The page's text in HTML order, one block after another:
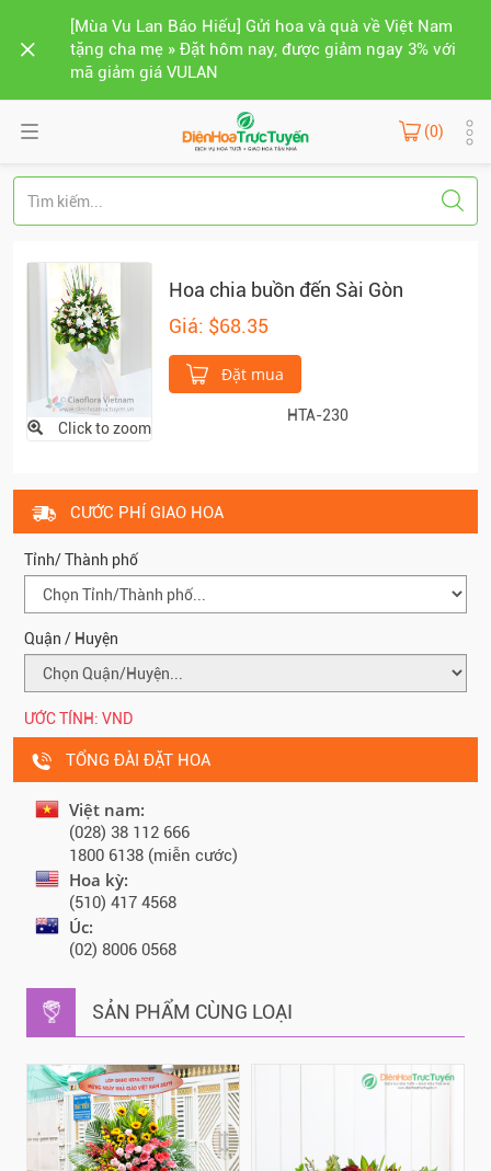
[Mùa Vu Lan Báo Hiếu] Gửi hoa và quà về Việt Nam
tặng cha mẹ » Đặt hôm nay, được giảm ngay 3% với
mã giảm giá VULAN
(0)
Click to zoom
Hoa chia buồn đến Sài Gòn
Giá: $68.35
Đặt mua
HTA-230
CƯỚC PHÍ GIAO HOA
Tỉnh/ Thành phố
Quận / Huyện
ƯỚC TÍNH: VND
TỔNG ĐÀI ĐẶT HOA
Việt nam:
(028) 38 112 666
1800 6138 (miễn cước)
Hoa kỳ:
(510) 417 4568
Úc:
(02) 8006 0568
SẢN PHẨM CÙNG LOẠI